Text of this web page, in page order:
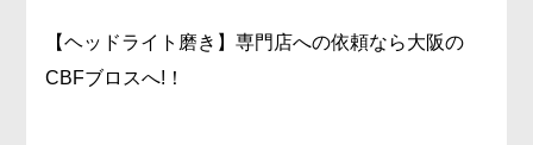
【ヘッドライト磨き】専門店への依頼なら大阪の
CBFブロスへ!！